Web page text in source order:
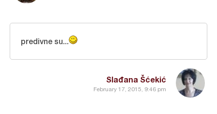
Slađana Šćekić
February 17, 2015, 9:46 pm
predivne su...